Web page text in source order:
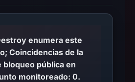
enumera este
Coincidencias de la
bloqueo pública en
monitoreado: 0.